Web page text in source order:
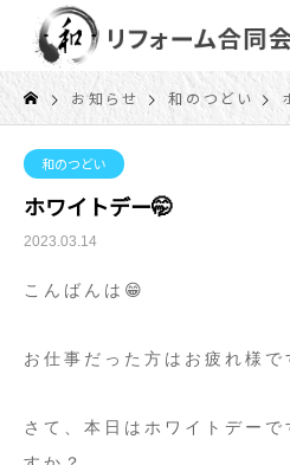
お知らせ 和のつどい
和のつどい
ホワイトデー🤭
2023.03.14
こんばんは😁
お仕事だった方はお疲れ様で
さて、本日はホワイトデー